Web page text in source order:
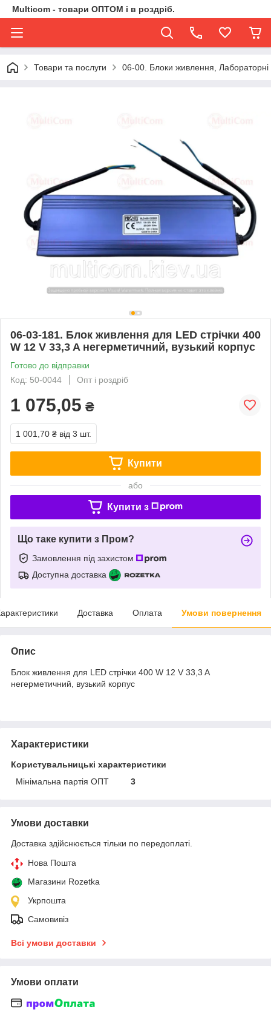
Multicom - товари ОПТОМ і в роздріб.
Товари та послуги 06-00. Блоки живлення,
06-03-181. Блок живлення для LED стрічки 400
W 12 V 33,3 A негерметичний, вузький корпус
Готово до відправки
Код: 50-0044
Опт і роздріб
1 075,05 ₴
1 001,70 ₴ від 3 шт.
Купити
або
Купити з
Що таке купити з Пром?
Замовлення під захистом
Доступна доставка
Доставка Оплата Умови повернення
Опис
Блок живлення для LED стрічки 400 W 12 V 33,3 A
негерметичний, вузький корпус
Характеристики
Користувальницькі характеристики
Мінімальна партія ОПТ
3
Умови доставки
Доставка здійснюється тільки по передоплаті.
Нова Пошта
Магазини Rozetka
Укрпошта
Самовивіз
Всі умови доставки
Умови оплати